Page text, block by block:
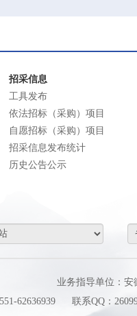
招采信息
工具发布
依法招标（采购）项目
自愿招标（采购）项目
招采信息发布统计
历史公告公示
业务指导单位：安
62636939
联系QQ：